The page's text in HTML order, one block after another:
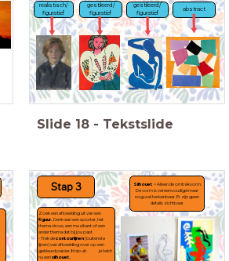
gestileerd/
figuratief
realistisch/
figuratief
abstract
gestileerd/
figuratief
Slide 18 - Tekstslide
Stap 3
Zoek een afbeelding uit van een
figuur.Denk aan een sporter, het
thema circus, een muzikant of een
ander thema dat bij jou past.
- Trek decontourlijnen(buitenste
lijnen) van afbeelding over op een
gekleurd papier. Knip uit. je hebt
nu eensilhouet.
Silhouet = Alleen de omtrekvorm.
De vorm is vereenvoudigd maar
nog wel herkenbaar. Er zijn geen
details zichtbaar.